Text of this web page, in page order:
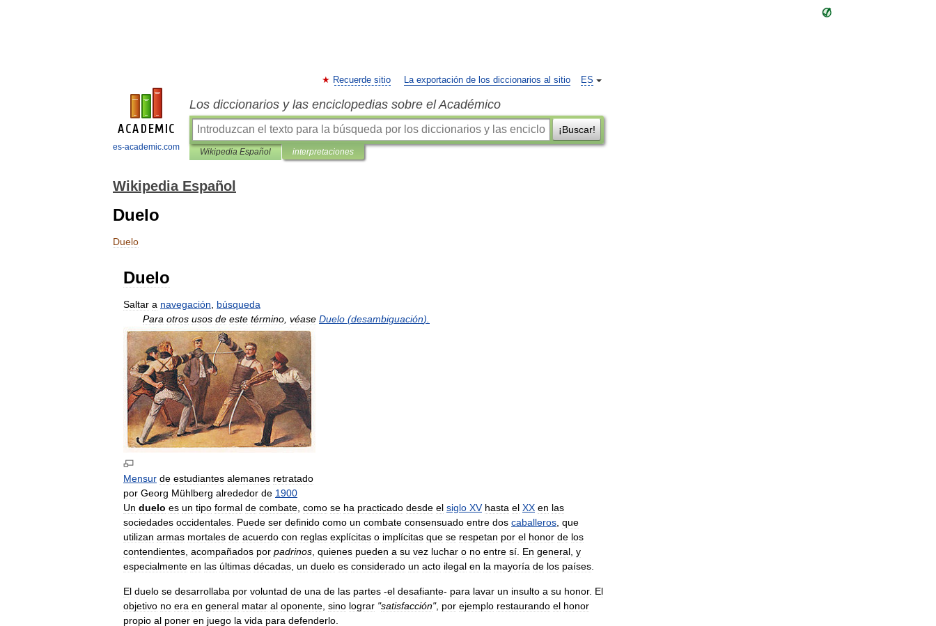
es-academic.com
ES
Recuerde sitio La exportación de los diccionarios al sitio
Los diccionarios y las enciclopedias sobre el Académico
¡Buscar!
Wikipedia Español interpretaciones
Wikipedia Español
Duelo
Duelo
Duelo
Saltar a navegación
búsqueda
Para otros usos de este término véase Duelo (desambiguación).
Mensur de estudiantes alemanes retratado
por Georg Mühlberg alrededor de 1900
Un duelo es un tipo formal de combate como se ha practicado desde el siglo XV hasta el XX en las
sociedades occidentales Puede ser definido como un combate consensuado entre dos caballeros que
utilizan armas mortales de acuerdo con reglas explícitas o implícitas que se respetan por el honor de los
contendientes acompañados por padrinos quienes pueden a su vez luchar o no entre sí En general y
especialmente en las últimas décadas un duelo es considerado un acto ilegal en la mayoría de los países
El duelo se desarrollaba por voluntad de una de las partes -el desafiante- para lavar un insulto a su honor. El
objetivo no era en general matar al oponente sino lograr "satisfacción", por ejemplo restaurando el honor
propio al poner en juego la vida para defenderlo